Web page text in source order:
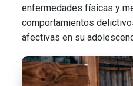
enfermedades físicas y
comportamientos
afectivas en su